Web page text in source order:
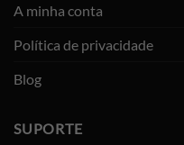
A minha conta
Política de privacidade
Blog
SUPORTE